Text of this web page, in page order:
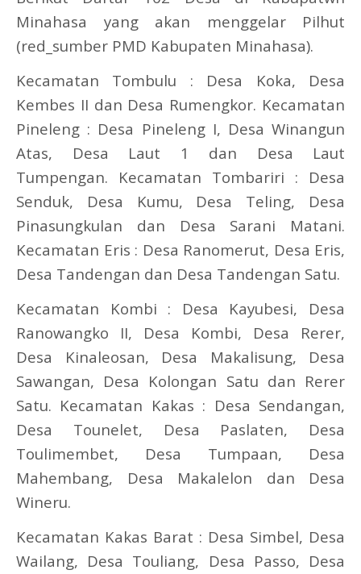
Minahasa yang akan menggelar Pilhut
(red_sumber PMD Kabupaten Minahasa).
Kecamatan Tombulu : Desa Koka, Desa
Kembes II dan Desa Rumengkor. Kecamatan
Pineleng : Desa Pineleng I, Desa Winangun
Atas, Desa Laut 1 dan Desa Laut
Tumpengan. Kecamatan Tombariri : Desa
Senduk, Desa Kumu, Desa Teling, Desa
Pinasungkulan dan Desa Sarani Matani.
Kecamatan Eris : Desa Ranomerut, Desa Eris,
Desa Tandengan dan Desa Tandengan Satu.
Kecamatan Kombi : Desa Kayubesi, Desa
Ranowangko II, Desa Kombi, Desa Rerer,
Desa Kinaleosan, Desa Makalisung, Desa
Sawangan, Desa Kolongan Satu dan Rerer
Satu. Kecamatan Kakas : Desa Sendangan,
Desa Tounelet, Desa Paslaten, Desa
Toulimembet, Desa Tumpaan, Desa
Mahembang, Desa Makalelon dan Desa
Wineru.
Kecamatan Kakas Barat : Desa Simbel, Desa
Wailang, Desa Touliang, Desa Passo, Desa